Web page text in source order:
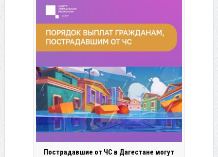
Пострадавшие от ЧС в Дагестане могут